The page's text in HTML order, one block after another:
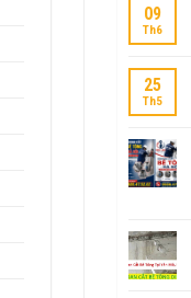
09
Th6
25
Th5